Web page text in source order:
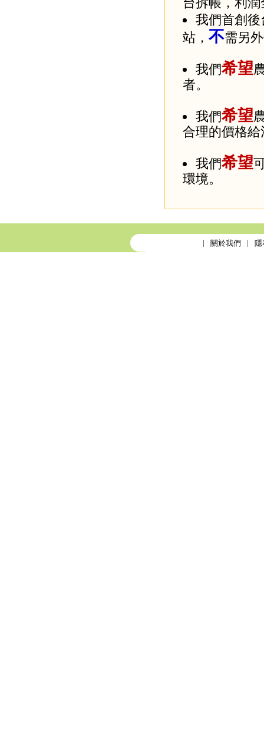
我們首創
站， 不需另
我們希望
者。
我們希望
合理的價格給
我們希望
環境。
關於我們